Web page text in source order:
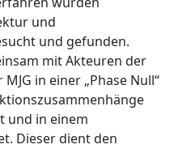
und
und gefunden.
mit Akteuren der
in einer „Phase Null“
und in einem
Dieser dient den